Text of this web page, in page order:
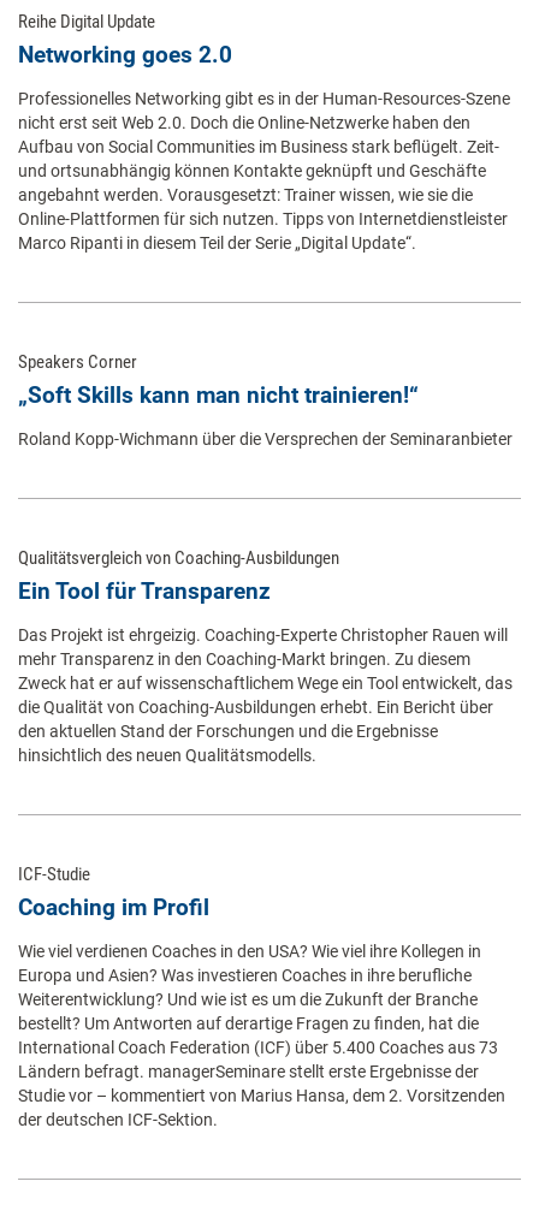
Reihe Digital Update
Networking goes 2.0
Professionelles Networking gibt es in der Human-Resources-Szene
nicht erst seit Web 2.0. Doch die Online-Netzwerke haben den
Aufbau von Social Communities im Business stark beflügelt. Zeit-
und ortsunabhängig können Kontakte geknüpft und Geschäfte
angebahnt werden. Vorausgesetzt: Trainer wissen, wie sie die
Online-Plattformen für sich nutzen. Tipps von Internetdienstleister
Marco Ripanti in diesem Teil der Serie „Digital Update“.
Speakers Corner
„Soft Skills kann man nicht trainieren!“
Roland Kopp-Wichmann über die Versprechen der Seminaranbieter
Qualitätsvergleich von Coaching-Ausbildungen
Ein Tool für Transparenz
Das Projekt ist ehrgeizig. Coaching-Experte Christopher Rauen will
mehr Transparenz in den Coaching-Markt bringen. Zu diesem
Zweck hat er auf wissenschaftlichem Wege ein Tool entwickelt, das
die Qualität von Coaching-Ausbildungen erhebt. Ein Bericht über
den aktuellen Stand der Forschungen und die Ergebnisse
hinsichtlich des neuen Qualitätsmodells.
ICF-Studie
Coaching im Profil
Wie viel verdienen Coaches in den USA? Wie viel ihre Kollegen in
Europa und Asien? Was investieren Coaches in ihre berufliche
Weiterentwicklung? Und wie ist es um die Zukunft der Branche
bestellt? Um Antworten auf derartige Fragen zu finden, hat die
International Coach Federation (ICF) über 5.400 Coaches aus 73
Ländern befragt. managerSeminare stellt erste Ergebnisse der
Studie vor – kommentiert von Marius Hansa, dem 2. Vorsitzenden
der deutschen ICF-Sektion.